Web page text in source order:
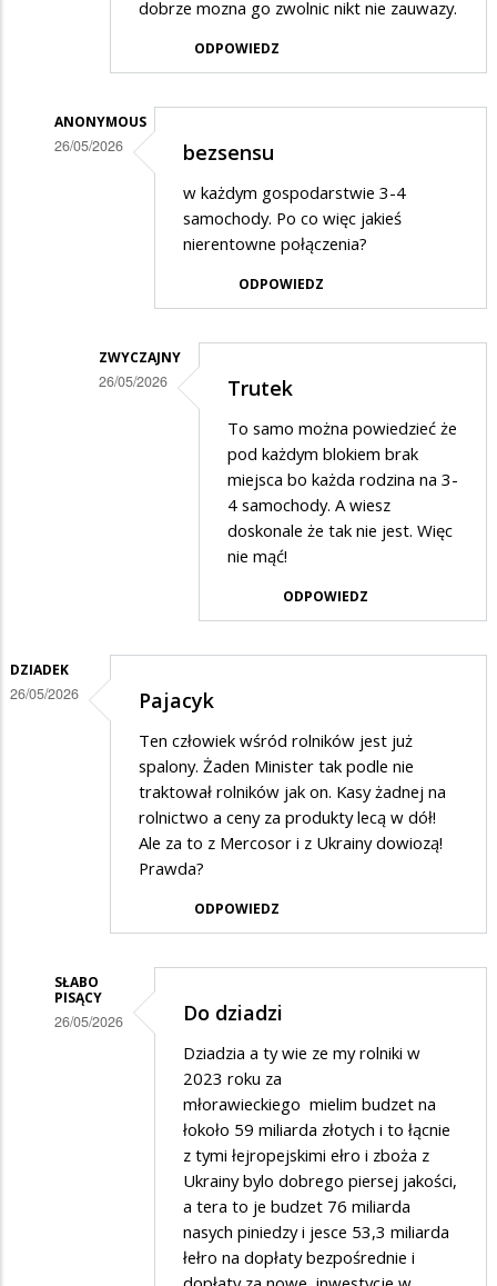
dobrze mozna go zwolnic nikt nie zauwazy.
ODPOWIEDZ
ANONYMOUS
26/05/2026
odpowiedzi
Minister
bezsensu
w każdym gospodarstwie 3-4
samochody. Po co więc jakieś
nierentowne połączenia?
ODPOWIEDZ
ZWYCZAJNY
26/05/2026 Trutek
To samo można powiedzieć że
pod każdym blokiem brak
miejsca bo każda rodzina na 3-
4 samochody. A wiesz
doskonale że tak nie jest. Więc
nie mąć!
ODPOWIEDZ
DZIADEK
26/05/2026 Pajacyk
Ten człowiek wśród rolników jest już
spalony. Żaden Minister tak podle nie
traktował rolników jak on. Kasy żadnej na
rolnictwo a ceny za produkty lecą w dół!
Ale za to z Mercosor i z Ukrainy dowiozą!
Prawda?
ODPOWIEDZ
SŁABO
PISĄCY
26/05/2026 Do dziadzi
Dziadzia a ty wie ze my rolniki w
2023 roku za
młorawieckiego mielim budzet na
łokoło 59 miliarda złotych i to łącnie
z tymi łejropejskimi ełro i zboża z
Ukrainy bylo dobrego piersej jakości,
a tera to je budzet 76 miliarda
nasych piniedzy i jesce 53,3 miliarda
łełro na dopłaty bezpośrednie i